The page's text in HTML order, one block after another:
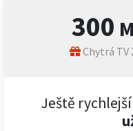
300
Chytrá TV
Ještě